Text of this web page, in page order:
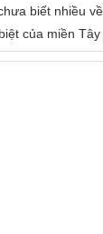
biết nhiều
của miền Tây